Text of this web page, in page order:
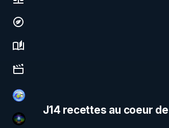
Society, justice & freedoms
Economy, environment & technology
Science, history & spirituality
Culture, media & entertainment
Tonton Posture Débrief
WakeUp
J14 recettes au coeur